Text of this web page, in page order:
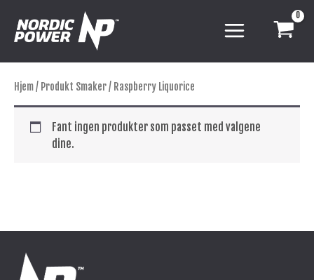
rett
Hjem/ Produkt Smaker / Raspberry Liquorice
Fant ingen produkter som passet med valgene
dine.